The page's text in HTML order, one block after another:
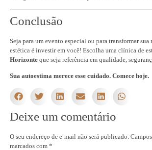
Conclusão
Seja para um evento especial ou para transformar
estética é investir em você! Escolha uma clínica de
Horizonte que seja referência em qualidade,
Sua autoestima merece esse cuidado. Comece hoje.
Deixe um comentário
O seu endereço de e-mail não será publicado.
marcados com *